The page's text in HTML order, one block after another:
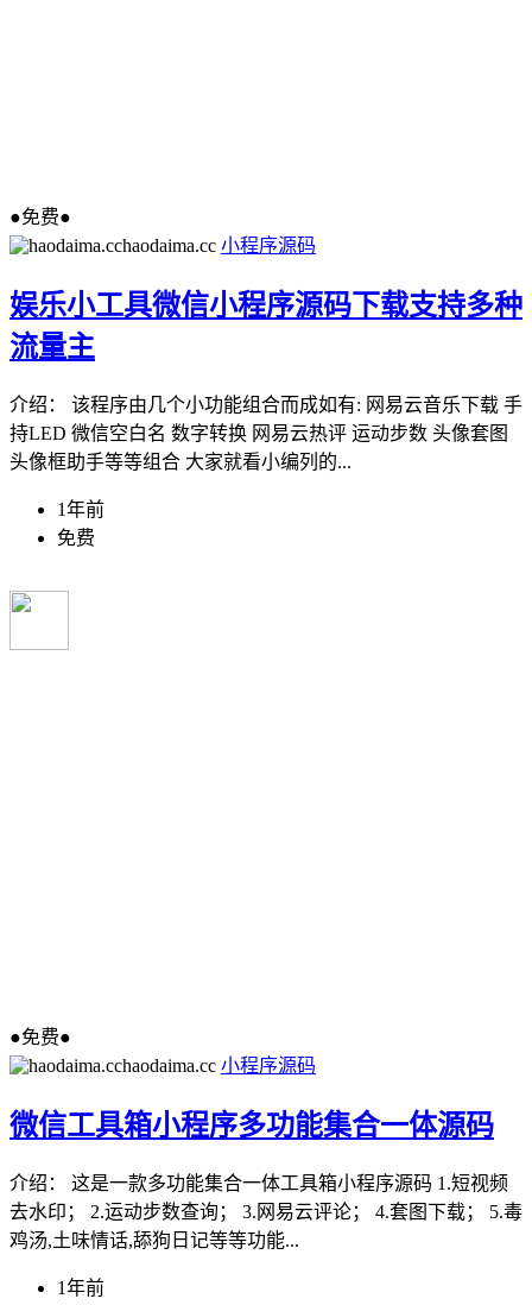
●免费●
haodaima.cc 小程序源码
娱乐小工具微信小程序源码下载支持多种
流量主
介绍： 该程序由几个小功能组合而成如有: 网易云音乐下载 手
持LED 微信空白名 数字转换 网易云热评 运动步数 头像套图
头像框助手等等组合 大家就看小编列的...
1年前
免费
●免费●
haodaima.cc 小程序源码
微信工具箱小程序多功能集合一体源码
介绍： 这是一款多功能集合一体工具箱小程序源码 1.短视频
去水印； 2.运动步数查询； 3.网易云评论； 4.套图下载； 5.毒
鸡汤,土味情话,舔狗日记等等功能...
1年前